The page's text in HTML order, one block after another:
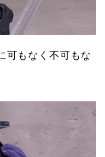
可もなく不可もな